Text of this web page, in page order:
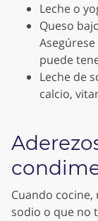
Leche o
Queso
puede
Leche de
calcio,
Cuando
sodio o que no